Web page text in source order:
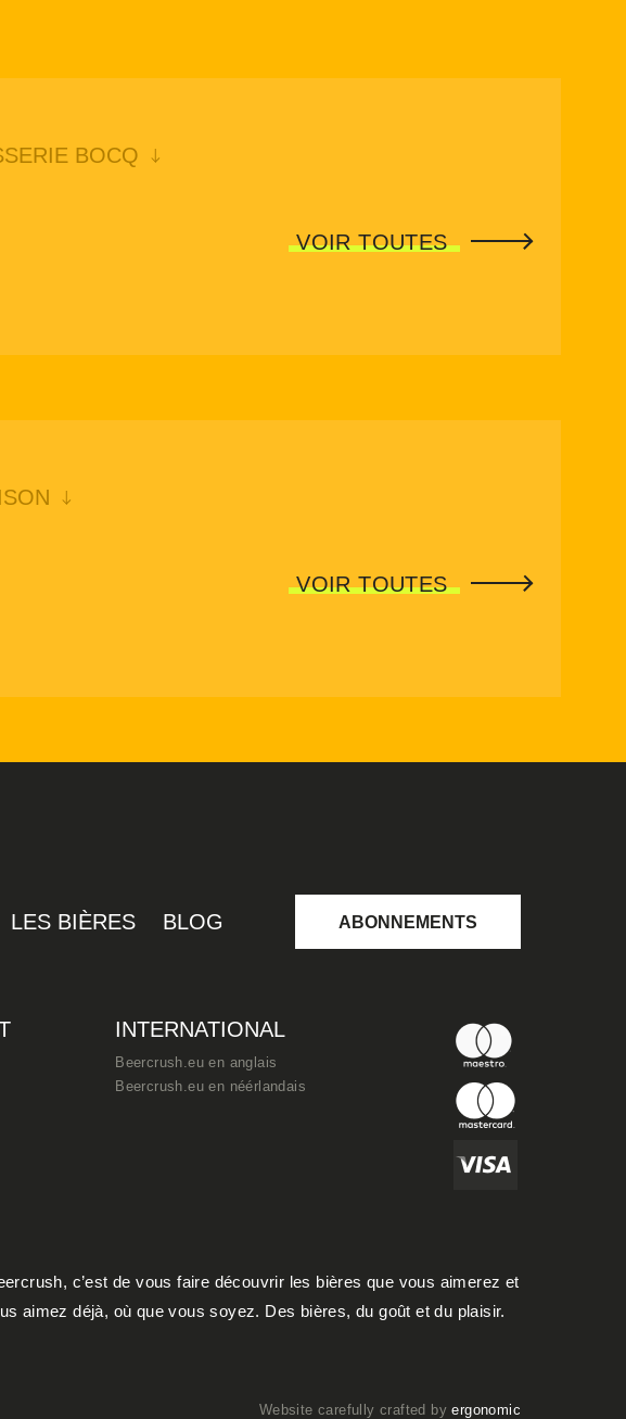
BOCQ
VOIR TOUTES
VOIR TOUTES
LES BIÈRES BLOG ABONNEMENTS
INTERNATIONAL
Beercrush.eu en anglais
Beercrush.eu en néérlandais
c’est de vous faire découvrir les bières que vous aimerez et
aimez déjà, où que vous soyez. Des bières, du goût et du plaisir.
Website carefully crafted byergonomic